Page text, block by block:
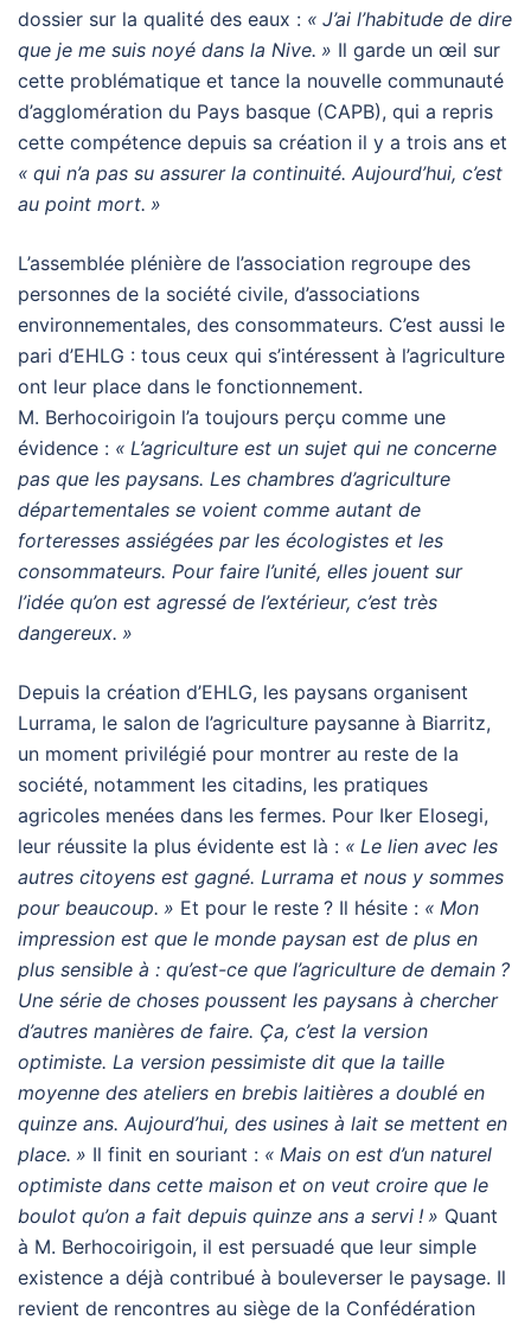
dossier sur la qualité des eaux : « J’ai l’habitude de dire
que je me suis noyé dans la Nive. » Il garde un œil sur
cette problématique et tance la nouvelle communauté
d’agglomération du Pays basque (CAPB), qui a repris
cette compétence depuis sa création il y a trois ans et
« qui n’a pas su assurer la continuité. Aujourd’hui, c’est
au point mort. »
L’assemblée plénière de l’association regroupe des
personnes de la société civile, d’associations
environnementales, des consommateurs. C’est aussi le
pari d’EHLG : tous ceux qui s’intéressent à l’agriculture
ont leur place dans le fonctionnement.
M. Berhocoirigoin l’a toujours perçu comme une
évidence : « L’agriculture est un sujet qui ne concerne
pas que les paysans. Les chambres d’agriculture
départementales se voient comme autant de
forteresses assiégées par les écologistes et les
consommateurs. Pour faire l’unité, elles jouent sur
l’idée qu’on est agressé de l’extérieur, c’est très
dangereux. »
Depuis la création d’EHLG, les paysans organisent
Lurrama, le salon de l’agriculture paysanne à Biarritz,
un moment privilégié pour montrer au reste de la
société, notamment les citadins, les pratiques
agricoles menées dans les fermes. Pour Iker Elosegi,
leur réussite la plus évidente est là : « Le lien avec les
autres citoyens est gagné. Lurrama et nous y sommes
pour beaucoup. » Et pour le reste ? Il hésite : « Mon
impression est que le monde paysan est de plus en
plus sensible à : qu’est-ce que l’agriculture de demain ?
Une série de choses poussent les paysans à chercher
d’autres manières de faire. Ça, c’est la version
optimiste. La version pessimiste dit que la taille
moyenne des ateliers en brebis laitières a doublé en
quinze ans. Aujourd’hui, des usines à lait se mettent en
place. » Il finit en souriant : « Mais on est d’un naturel
optimiste dans cette maison et on veut croire que le
boulot qu’on a fait depuis quinze ans a servi ! » Quant
à M. Berhocoirigoin, il est persuadé que leur simple
existence a déjà contribué à bouleverser le paysage. Il
revient de rencontres au siège de la Confédération